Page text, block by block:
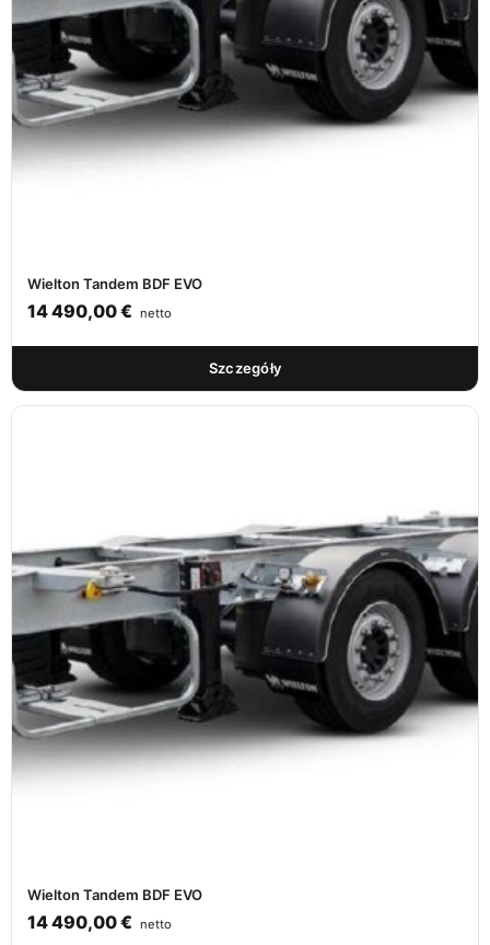
Wielton Tandem BDF EVO
14 490,00€ netto
Szczegóły
Wielton Tandem BDF EVO
14 490,00€ netto